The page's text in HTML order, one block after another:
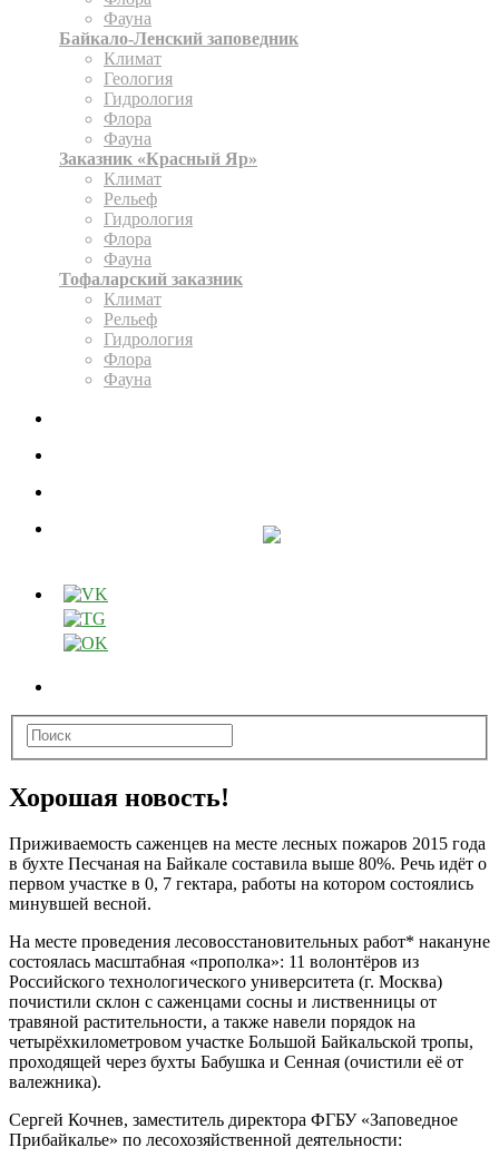
Фауна
Байкало-Ленский заповедник
Климат
Геология
Гидрология
Флора
Фауна
Заказник «Красный Яр»
Климат
Рельеф
Гидрология
Флора
Фауна
Тофаларский заказник
Климат
Рельеф
Гидрология
Флора
Фауна
Хорошая новость!
Приживаемость саженцев на месте лесных пожаров 2015 года
в бухте Песчаная на Байкале составила выше 80%. Речь идёт о
первом участке в 0, 7 гектара, работы на котором состоялись
минувшей весной.
На месте проведения лесовосстановительных работ* накануне
состоялась масштабная «прополка»: 11 волонтёров из
Российского технологического университета (г. Москва)
почистили склон с саженцами сосны и лиственницы от
травяной растительности, а также навели порядок на
четырёхкилометровом участке Большой Байкальской тропы,
проходящей через бухты Бабушка и Сенная (очистили её от
валежника).
Сергей Кочнев, заместитель директора ФГБУ «Заповедное
Прибайкалье» по лесохозяйственной деятельности: